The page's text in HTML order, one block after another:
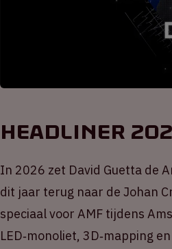
Headliner
In 2026 zet David Guetta de
dit jaar terug naar de Johan
speciaal voor AMF tijdens
LED‑monoliet, 3D‑mapping